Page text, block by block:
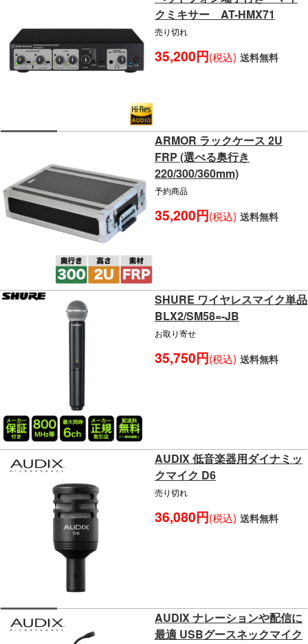
クミキサー AT-HMX71
売り切れ
35,200円(税込) 送料無料
ARMOR ラックケース 2U
FRP (選べる奥行き
220/300/360mm)
予約商品
35,200円(税込) 送料無料
SHURE ワイヤレスマイク単品
BLX2/SM58=-JB
お取り寄せ
35,750円(税込) 送料無料
AUDIX 低音楽器用ダイナミッ
クマイク D6
売り切れ
36,080円(税込) 送料無料
AUDIX ナレーションや配信に
最適 USBグースネックマイク